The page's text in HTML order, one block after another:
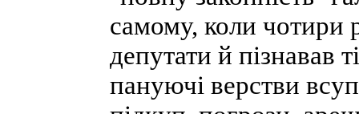
самому, коли чотири
депутати й пізнавав
пануючі верстви